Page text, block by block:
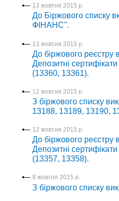
13 жовтня 2015 р.
До Біржового списку
ФІНАНС".
13 жовтня 2015 р.
До біржового реєстру
Депозитні
(13360, 13361).
12 жовтня 2015 р.
З біржового списку
13188, 13189, 13190,
12 жовтня 2015 р.
До біржового реєстру
Депозитні
(13357, 13358).
9 жовтня 2015 р.
З біржового списку